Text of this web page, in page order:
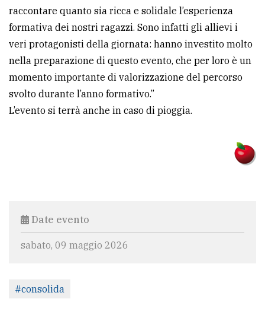
raccontare quanto sia ricca e solidale l’esperienza
formativa dei nostri ragazzi. Sono infatti gli allievi i
veri protagonisti della giornata: hanno investito molto
nella preparazione di questo evento, che per loro è un
momento importante di valorizzazione del percorso
svolto durante l’anno formativo.”
L’evento si terrà anche in caso di pioggia.
Date evento
sabato, 09 maggio 2026
#consolida